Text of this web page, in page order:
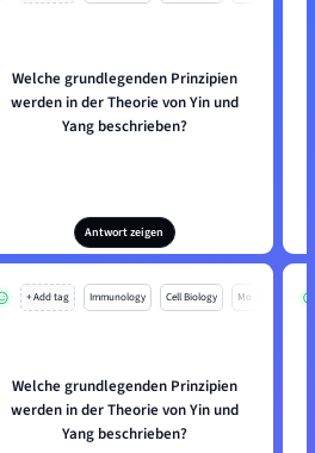
Welche grundlegenden Prinzipien
werden in der Theorie von Yin und
Yang beschrieben?
Antwort zeigen
+ Add tag Immunology Cell Biology Mo
Welche grundlegenden Prinzipien
werden in der Theorie von Yin und
Yang beschrieben?